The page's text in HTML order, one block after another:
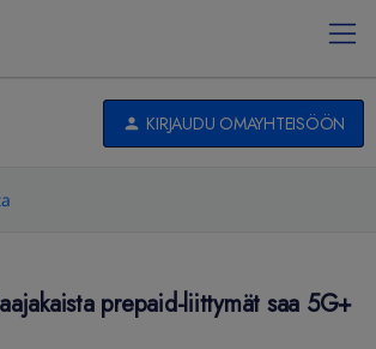
KIRJAUDU OMAYHTEISÖÖN
prepaid-liittymät saa 5G+